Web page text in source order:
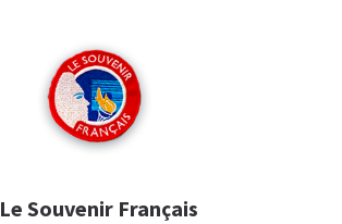
Le Souvenir Français